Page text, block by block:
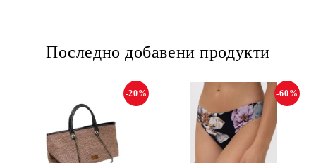
Последно добавени продукти
-20% -60%